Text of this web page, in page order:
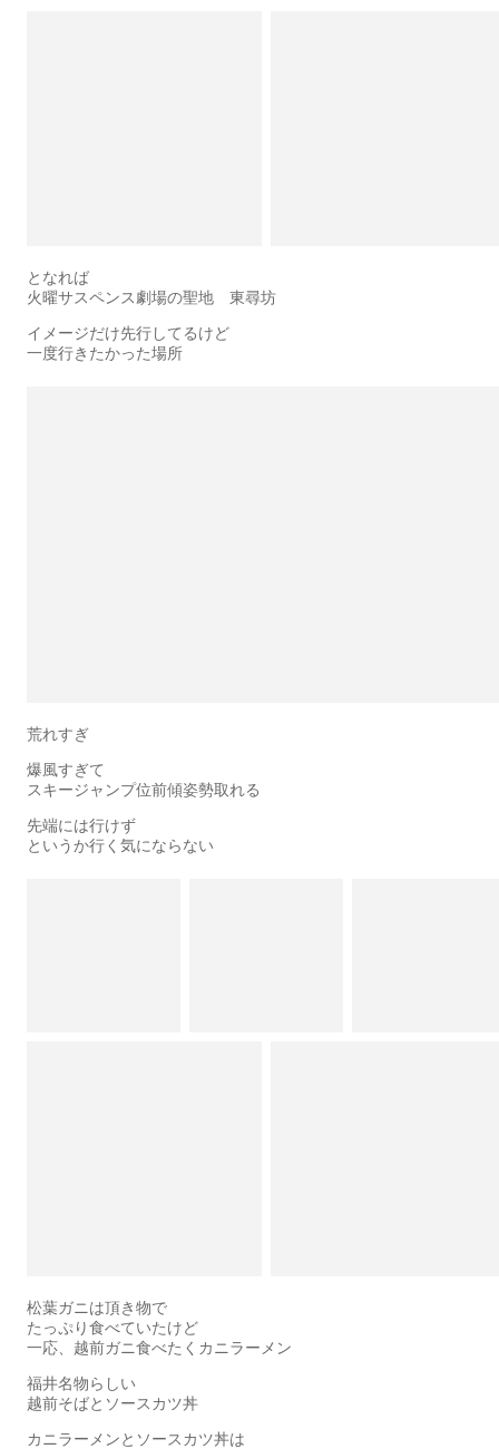
となれば
火曜サスペンス劇場の聖地 東尋坊
イメージだけ先行してるけど
一度行きたかった場所
荒れすぎ
爆風すぎて
スキージャンプ位前傾姿勢取れる
先端には行けず
というか行く気にならない
松葉ガニは頂き物で
たっぷり食べていたけど
一応、越前ガニ食べたくカニラーメン
福井名物らしい
越前そばとソースカツ丼
カニラーメンとソースカツ丼は